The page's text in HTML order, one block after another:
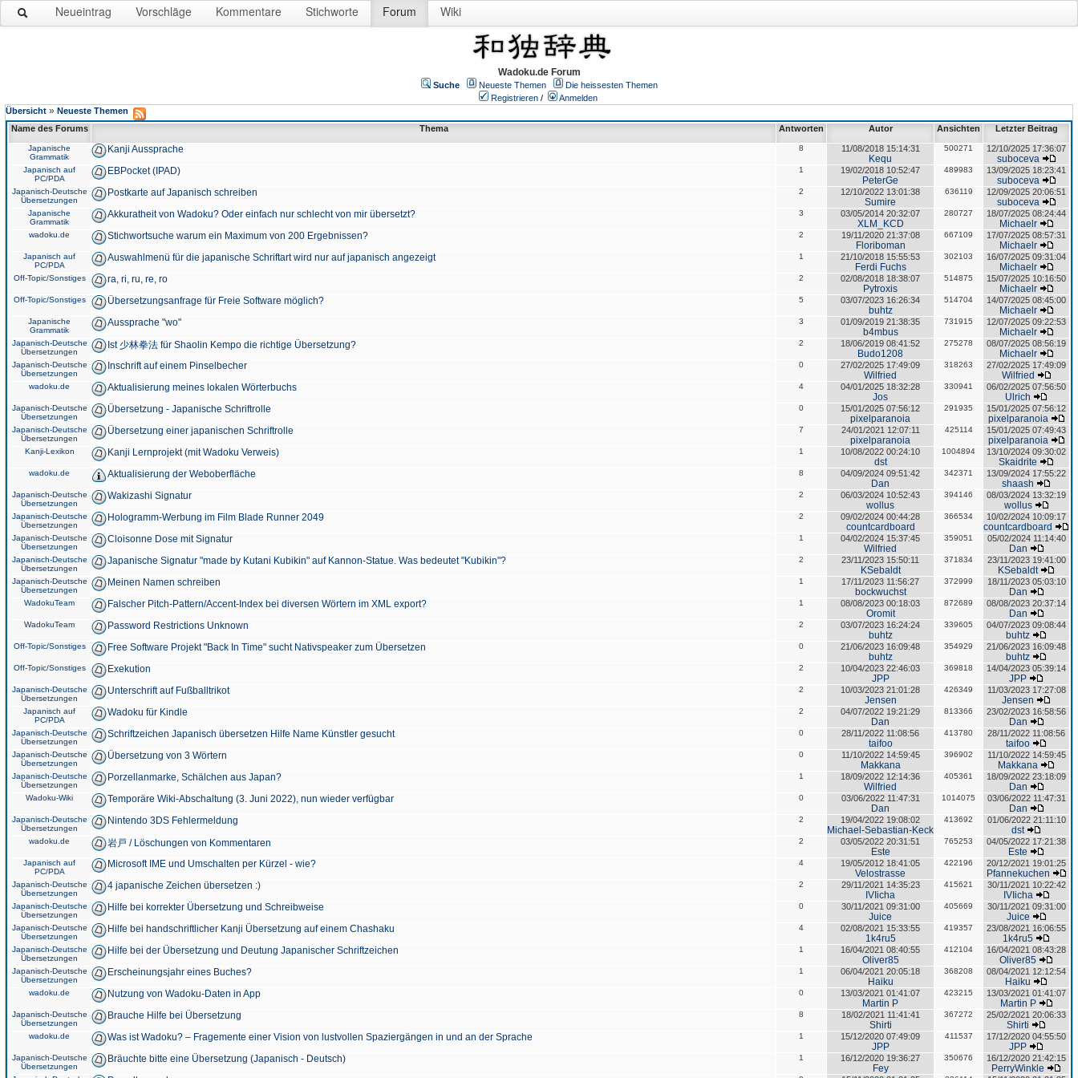
Neueintrag Vorschläge Kommentare Stichworte Forum Wiki
Wadoku.de Forum
Suche Neueste Themen
Die heissesten Themen
Registrieren /
Anmelden
Übersicht » Neueste Themen
Name des Forums
Thema Antworten Autor Ansichten Letzter Beitrag
Japanische
Grammatik
Kanji Aussprache 8 11/08/2018 15:14:31
Kequ
500271 12/10/2025 17:36:07
suboceva
Japanisch auf
PC/PDA
EBPocket (IPAD) 1 19/02/2018 10:52:47
PeterGe
489983 13/09/2025 18:23:41
suboceva
Japanisch-Deutsche
Übersetzungen
Postkarte auf Japanisch schreiben 2 12/10/2022 13:01:38
Sumire
636119 12/09/2025 20:06:51
suboceva
Japanische
Grammatik
Akkuratheit von Wadoku? Oder einfach nur schlecht von mir übersetzt? 3 03/05/2014 20:32:07
XLM_KCD
280727 18/07/2025 08:24:44
Michaelr
wadoku.de Stichwortsuche warum ein Maximum von 200 Ergebnissen? 2 19/11/2020 21:37:08
Floriboman
667109 17/07/2025 08:57:31
Michaelr
Japanisch auf
PC/PDA
Auswahlmenü für die japanische Schriftart wird nur auf japanisch angezeigt 1 21/10/2018 15:55:53
Ferdi Fuchs
302103 16/07/2025 09:31:04
Michaelr
Off-Topic/Sonstiges ra, ri, ru, re, ro 2 02/08/2018 18:38:07
Pytroxis
514875 15/07/2025 10:16:50
Michaelr
Off-Topic/Sonstiges Übersetzungsanfrage für Freie Software möglich? 5 03/07/2023 16:26:34
buhtz
514704 14/07/2025 08:45:00
Michaelr
Japanische
Grammatik
Aussprache "wo" 3 01/09/2019 21:38:35
b4mbus
731915 12/07/2025 09:22:53
Michaelr
Japanisch-Deutsche
Übersetzungen
Ist 少林拳法 für Shaolin Kempo die richtige Übersetzung? 2 18/06/2019 08:41:52
Budo1208
275278 08/07/2025 08:56:19
Michaelr
Japanisch-Deutsche
Übersetzungen
Inschrift auf einem Pinselbecher 0 27/02/2025 17:49:09
Wilfried
318263 27/02/2025 17:49:09
Wilfried
wadoku.de Aktualisierung meines lokalen Wörterbuchs 4 04/01/2025 18:32:28
Jos
330941 06/02/2025 07:56:50
Ulrich
Japanisch-Deutsche
Übersetzungen
Übersetzung - Japanische Schriftrolle 0 15/01/2025 07:56:12
pixelparanoia
291935 15/01/2025 07:56:12
pixelparanoia
Japanisch-Deutsche
Übersetzungen
Übersetzung einer japanischen Schriftrolle 7 24/01/2021 12:07:11
pixelparanoia
425114 15/01/2025 07:49:43
pixelparanoia
Kanji-Lexikon Kanji Lernprojekt (mit Wadoku Verweis) 1 10/08/2022 00:24:10
dst
1004894 13/10/2024 09:30:02
Skaidrite
wadoku.de Aktualisierung der Weboberfläche 8 04/09/2024 09:51:42
Dan
342371 13/09/2024 17:55:22
shaash
Japanisch-Deutsche
Übersetzungen
Wakizashi Signatur 2 06/03/2024 10:52:43
wollus
394146 08/03/2024 13:32:19
wollus
Japanisch-Deutsche
Übersetzungen
Hologramm-Werbung im Film Blade Runner 2049 2 09/02/2024 00:44:28
countcardboard
366534 10/02/2024 10:09:17
countcardboard
Japanisch-Deutsche
Übersetzungen
Cloisonne Dose mit Signatur 1 04/02/2024 15:37:45
Wilfried
359051 05/02/2024 11:14:40
Dan
Japanisch-Deutsche
Übersetzungen
Japanische Signatur "made by Kutani Kubikin" auf Kannon-Statue. Was bedeutet "Kubikin"? 2 23/11/2023 15:50:11
KSebaldt
371834 23/11/2023 19:41:00
KSebaldt
Japanisch-Deutsche
Übersetzungen
Meinen Namen schreiben 1 17/11/2023 11:56:27
bockwuchst
372999 18/11/2023 05:03:10
Dan
WadokuTeam Falscher Pitch-Pattern/Accent-Index bei diversen Wörtern im XML export? 1 08/08/2023 00:18:03
Oromit
872689 08/08/2023 20:37:14
Dan
WadokuTeam Password Restrictions Unknown 2 03/07/2023 16:24:24
buhtz
339605 04/07/2023 09:08:44
buhtz
Off-Topic/Sonstiges Free Software Projekt "Back In Time" sucht Nativspeaker zum Übersetzen 0 21/06/2023 16:09:48
buhtz
354929 21/06/2023 16:09:48
buhtz
Off-Topic/Sonstiges Exekution 2 10/04/2023 22:46:03
JPP
369818 14/04/2023 05:39:14
JPP
Japanisch-Deutsche
Übersetzungen
Unterschrift auf Fußballtrikot 2 10/03/2023 21:01:28
Jensen
426349 11/03/2023 17:27:08
Jensen
Japanisch auf
PC/PDA
Wadoku für Kindle 2 04/07/2022 19:21:29
Dan
813366 23/02/2023 16:58:56
Dan
Japanisch-Deutsche
Übersetzungen
Schriftzeichen Japanisch übersetzen Hilfe Name Künstler gesucht 0 28/11/2022 11:08:56
taifoo
413780 28/11/2022 11:08:56
taifoo
Japanisch-Deutsche
Übersetzungen
Übersetzung von 3 Wörtern 0 11/10/2022 14:59:45
Makkana
396902 11/10/2022 14:59:45
Makkana
Japanisch-Deutsche
Übersetzungen
Porzellanmarke, Schälchen aus Japan? 1 18/09/2022 12:14:36
Wilfried
405361 18/09/2022 23:18:09
Dan
Wadoku-Wiki Temporäre Wiki-Abschaltung (3. Juni 2022), nun wieder verfügbar 0 03/06/2022 11:47:31
Dan
1014075 03/06/2022 11:47:31
Dan
Japanisch-Deutsche
Übersetzungen
Nintendo 3DS Fehlermeldung 2 19/04/2022 19:08:02
Michael-Sebastian-Keck
413692 01/06/2022 21:11:10
dst
wadoku.de 岩戸 / Löschungen von Kommentaren 2 03/05/2022 20:31:51
Este
765253 04/05/2022 17:21:38
Este
Japanisch auf
PC/PDA
Microsoft IME und Umschalten per Kürzel - wie? 4 19/05/2012 18:41:05
Velostrasse
422196 20/12/2021 19:01:25
Pfannekuchen
Japanisch-Deutsche
Übersetzungen
4 japanische Zeichen übersetzen :) 2 29/11/2021 14:35:23
IVIicha
415621 30/11/2021 10:22:42
IVIicha
Japanisch-Deutsche
Übersetzungen
Hilfe bei korrekter Übersetzung und Schreibweise 0 30/11/2021 09:31:00
Juice
405669 30/11/2021 09:31:00
Juice
Japanisch-Deutsche
Übersetzungen
Hilfe bei handschriftlicher Kanji Übersetzung auf einem Chashaku 4 02/08/2021 15:33:55
1k4ru5
419357 23/08/2021 16:06:55
1k4ru5
Japanisch-Deutsche
Übersetzungen
Hilfe bei der Übersetzung und Deutung Japanischer Schriftzeichen 1 16/04/2021 08:40:55
Oliver85
412104 16/04/2021 08:43:28
Oliver85
Japanisch-Deutsche
Übersetzungen
Erscheinungsjahr eines Buches? 1 06/04/2021 20:05:18
Haiku
368208 08/04/2021 12:12:54
Haiku
wadoku.de Nutzung von Wadoku-Daten in App 0 13/03/2021 01:41:07
Martin P
423215 13/03/2021 01:41:07
Martin P
Japanisch-Deutsche
Übersetzungen
Brauche Hilfe bei Übersetzung 8 18/02/2021 11:41:41
Shirti
367272 25/02/2021 20:06:33
Shirti
wadoku.de Was ist Wadoku? – Fragemente einer Vision von lustvollen Spaziergängen in und an der Sprache 1 15/12/2020 07:49:09
JPP
411537 17/12/2020 04:55:50
JPP
Japanisch-Deutsche
Übersetzungen
Bräuchte bitte eine Übersetzung (Japanisch - Deutsch) 1 16/12/2020 19:36:27
Fey
350676 16/12/2020 21:42:15
PerryWinkle